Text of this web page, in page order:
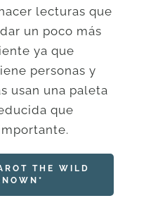
lecturas que
un poco más
ya que
personas y
usan una paleta
que
THE WILD